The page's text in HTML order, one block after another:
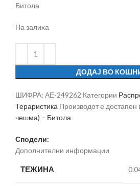
Битола
На залиха
ДОДАЈ ВО
ШИФРА: АЕ-249262 Категории
Тераристика Производот е достапен
чешма) – Битола
Сподели:
Дополнителни информации
ТЕЖИНА